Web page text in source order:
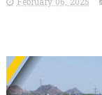
February 06, 2025